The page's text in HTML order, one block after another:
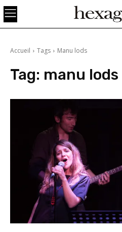
Accueil Tags Manu lods
Tag: manu lods